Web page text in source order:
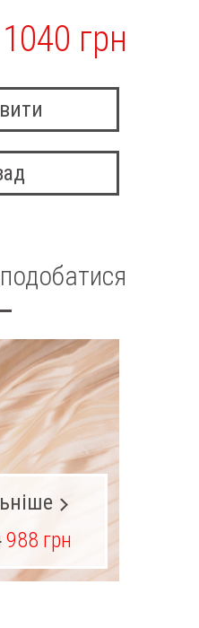
1040 грн
988 грн